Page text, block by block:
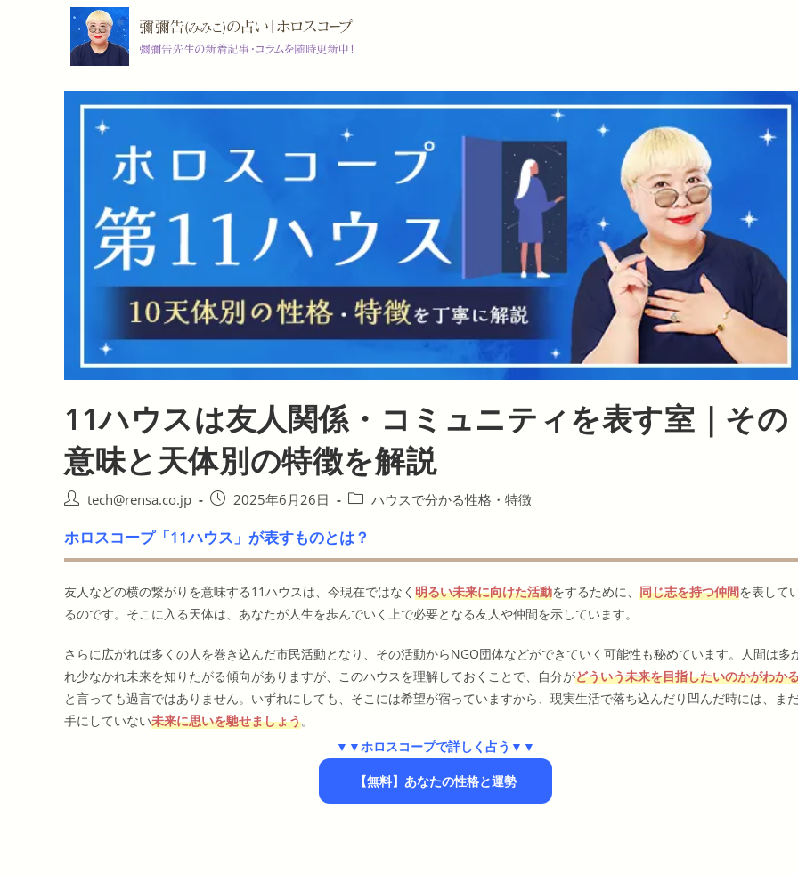
11ハウスは友人関係・コミュニティを表す室｜その
意味と天体別の特徴を解説
投
者:
tech@rensa.co.jp
投
公
開
2025年6月26日
投
カ
テ
リ
ー:
ハウスで分かる性格・特徴
ホロスコープ「11ハウス」が表すものとは？
友人などの横の繋がりを意味する11ハウスは、今現在ではなく 明るい未来に向けた活動をするために、 同じ志を持つ仲間を表して
るのです。そこに入る天体は、あなたが人生を歩んでいく上で必要となる友人や仲間を示しています。
さらに広がれば多くの人を巻き込んだ市民活動となり、その活動からNGO団体などができていく可能性も秘めています。人間は多
れ少なかれ未来を知りたがる傾向がありますが、このハウスを理解しておくことで、自分がどういう未来を目指したいのかがわか
と言っても過言ではありません。いずれにしても、そこには希望が宿っていますから、現実生活で落ち込んだり凹んだ時には、ま
手にしていない未来に思いを馳せましょう。
▼▼ホロスコープで詳しく占う▼▼
【無料】あなたの性格と運勢